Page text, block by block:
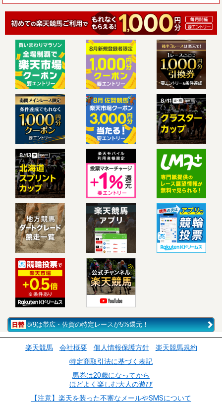
8/9は帯広・佐賀の特定レースが5%還元！
楽天競馬 会社概要 個人情報保護方針
楽天競馬規約
特定商取引法に基づく表記
馬券は20歳になってから
ほどよく楽しむ大人の遊び
【注意】楽天を装った不審なメールやSMSについて